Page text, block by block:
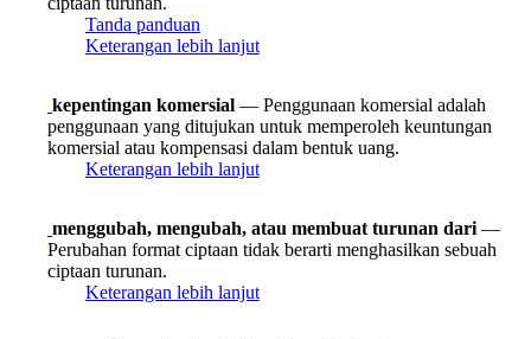
Tanda panduan
Keterangan lebih lanjut
kepentingan komersial — Penggunaan komersial adalah
penggunaan yang ditujukan untuk memperoleh keuntungan
komersial atau kompensasi dalam bentuk uang.
Keterangan lebih lanjut
menggubah, mengubah, atau membuat turunan dari —
Perubahan format ciptaan tidak berarti menghasilkan sebuah
ciptaan turunan.
Keterangan lebih lanjut